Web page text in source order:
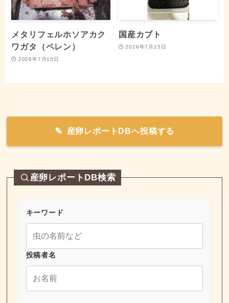
メタリフェルホソアカク
ワガタ（ペレン）
2026年7月15日
国産カブト
2026年7月15日
産卵レポートDBへ投稿する
産卵レポートDB検索
キーワード
投稿者名